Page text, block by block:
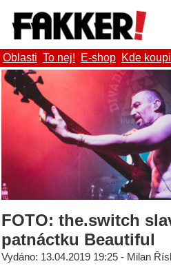
Oblasti To nej! E-shop Kde
FOTO: the.switch
patnáctku Beautiful
Vydáno: 13.04.2019 19:25 - Milan